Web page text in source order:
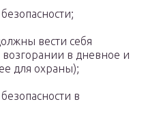
вести себя
в дневное и
для охраны);
в